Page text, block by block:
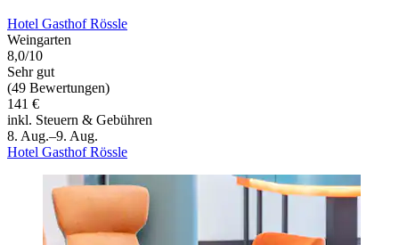
Hotel Gasthof Rössle
Weingarten
8,0/10
Sehr gut
(49 Bewertungen)
141 €
inkl. Steuern & Gebühren
8. Aug.–9. Aug.
Hotel Gasthof Rössle